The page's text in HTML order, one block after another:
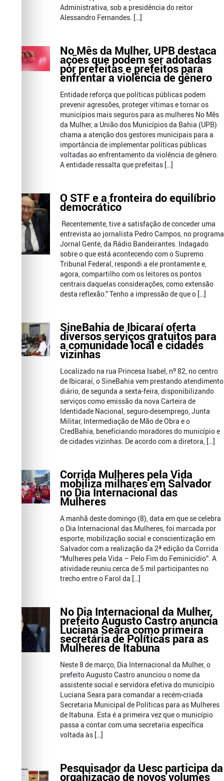
Administrativa, sob a presidência do reitor
Alessandro Fernandes. […]
No Mês da Mulher, UPB destaca
ações que podem ser adotadas
por prefeitas e prefeitos para
enfrentar a violência de gênero
Entidade reforça que políticas públicas podem
prevenir agressões, proteger vítimas e tornar os
municípios mais seguros para as mulheres No Mês
da Mulher, a União dos Municípios da Bahia (UPB)
chama a atenção dos gestores municipais para a
importância de implementar políticas públicas
voltadas ao enfrentamento da violência de gênero.
A entidade ressalta que prefeitas […]
O STF e a fronteira do equilíbrio
democrático
Recentemente, tive a satisfação de conceder uma
entrevista ao jornalista Pedro Campos, no programa
Jornal Gente, da Rádio Bandeirantes. Indagado
sobre o que está acontecendo com o Supremo
Tribunal Federal, respondi a ele prontamente e,
agora, compartilho com os leitores os pontos
centrais daquelas considerações, como extensão
desta reflexão.” Tenho a impressão de que o […]
SineBahia de Ibicaraí oferta
diversos serviços gratuitos para
a comunidade local e cidades
vizinhas
Localizado na rua Princesa Isabel, nº 82, no centro
de Ibicaraí, o SineBahia vem prestando atendimento
diário, de segunda a sexta-feira, disponibilizando
serviços como emissão da nova Carteira de
Identidade Nacional, seguro-desemprego, Junta
Militar, Intermediação de Mão de Obra e o
CredBahia, beneficiando moradores do município e
de cidades vizinhas. De acordo com a diretora, […]
Corrida Mulheres pela Vida
mobiliza milhares em Salvador
no Dia Internacional das
Mulheres
A manhã deste domingo (8), data em que se celebra
o Dia Internacional das Mulheres, foi marcada por
esporte, mobilização social e conscientização em
Salvador com a realização da 2ª edição da Corrida
“Mulheres pela Vida – Pelo Fim do Feminicídio”. A
atividade reuniu cerca de 5 mil participantes no
trecho entre o Farol da […]
No Dia Internacional da Mulher,
prefeito Augusto Castro anuncia
Luciana Seara como primeira
secretária de Políticas para as
Mulheres de Itabuna
Neste 8 de março, Dia Internacional da Mulher, o
prefeito Augusto Castro anunciou o nome da
assistente social e servidora efetiva do município
Luciana Seara para comandar a recém-criada
Secretaria Municipal de Políticas para as Mulheres
de Itabuna. Esta é a primeira vez que o município
passa a contar com uma secretaria específica
voltada às […]
Pesquisador da Uesc participa da
organização de novos volumes